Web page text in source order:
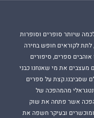
שיותר סופרים וסופרות
לקוראים חופש בחירה
ספרים, סיפורים
מעצבים את מי שאנחנו כבני
שסביבנו.קצת על ספרים
מהמהפכה של
אשר פתחה את שוק
ובעיקר חשפה את